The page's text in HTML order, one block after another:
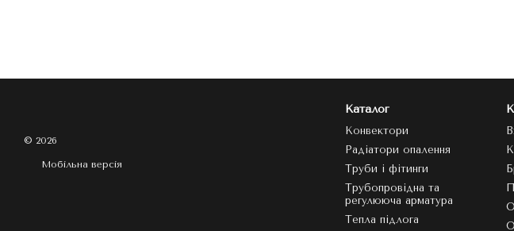
© 2026
Мобільна версія
Каталог
Конвектори
Радіатори опалення
Труби і фітинги
Трубопровідна та
регулююча арматура
Тепла підлога